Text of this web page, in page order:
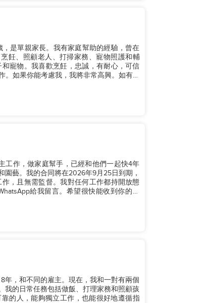
是單親家長。我有家庭幫助的經驗，曾在
飪、照顧老人、打掃家務、寵物照護和輔
寵物。我喜歡烹飪，忠誠，有耐心，可信
如果你能考慮我，我將非常高興。如有任
工作，做家庭幫手，已經和他們一起快4年
藝。我的合同將在2026年9月25日到期，
，且無需監督。我對任何工作都持開放態
給我留言。希望很快能收到你的消
，和不同的雇主。現在，我和一對有兩個
我的日常任務包括做飯、打理家務和照顧孩
的人，能夠獨立工作，也能很好地遵循指